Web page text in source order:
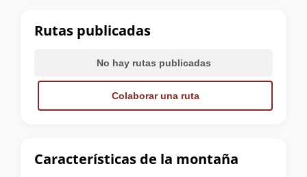
cumbre
Características de la montaña
Rutas publicadas
No hay rutas publicadas
Colaborar una ruta